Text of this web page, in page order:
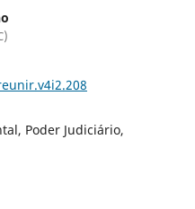
Poder Judiciário,